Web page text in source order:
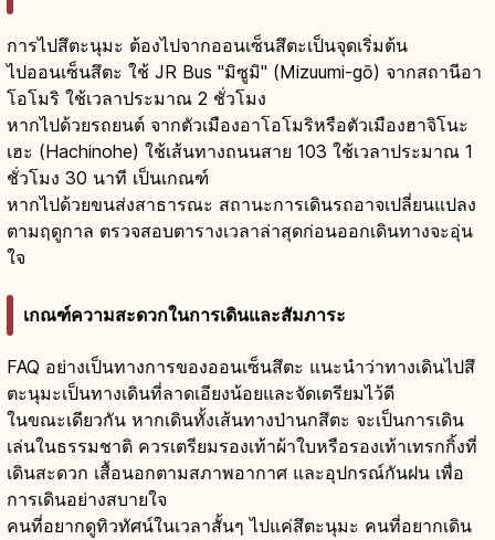
การไปสึตะนุมะ ต้องไปจากออนเซ็นสึตะเป็นจุดเริ่มต้น
ไปออนเซ็นสึตะ ใช้ JR Bus "มิซูมิ" (Mizuumi-gō) จากสถานีอา
โอโมริ ใช้เวลาประมาณ 2 ชั่วโมง
หากไปด้วยรถยนต์ จากตัวเมืองอาโอโมริหรือตัวเมืองฮาจิโนะ
เฮะ (Hachinohe) ใช้เส้นทางถนนสาย 103 ใช้เวลาประมาณ 1
ชั่วโมง 30 นาที เป็นเกณฑ์
หากไปด้วยขนส่งสาธารณะ สถานะการเดินรถอาจเปลี่ยนแปลง
ตามฤดูกาล ตรวจสอบตารางเวลาล่าสุดก่อนออกเดินทางจะอุ่น
ใจ
เกณฑ์ความสะดวกในการเดินและสัมภาระ
FAQ อย่างเป็นทางการของออนเซ็นสึตะ แนะนำว่าทางเดินไปสึ
ตะนุมะเป็นทางเดินที่ลาดเอียงน้อยและจัดเตรียมไว้ดี
ในขณะเดียวกัน หากเดินทั้งเส้นทางป่านกสึตะ จะเป็นการเดิน
เล่นในธรรมชาติ ควรเตรียมรองเท้าผ้าใบหรือรองเท้าเทรกกิ้งที่
เดินสะดวก เสื้อนอกตามสภาพอากาศ และอุปกรณ์กันฝน เพื่อ
การเดินอย่างสบายใจ
คนที่อยากดูทิวทัศน์ในเวลาสั้นๆ ไปแค่สึตะนุมะ คนที่อยากเดิน